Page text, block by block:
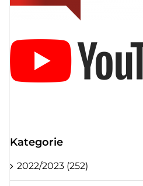
Kategorie
2022/2023 (252)